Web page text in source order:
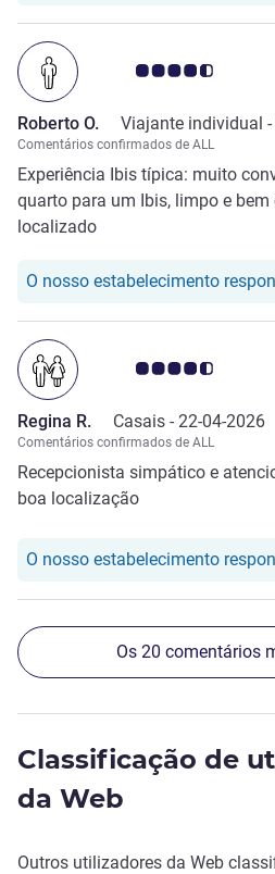
Nota clientes Avis 4.5/5
Roberto O. Viajante individual -
Comentários confirmados de ALL
Experiência Ibis típica: muito
quarto para um Ibis, limpo e bem
localizado
O nosso estabelecimento
Nota clientes Avis 4.5/5
Regina R. Casais - 22-04-2026
Comentários confirmados de ALL
Recepcionista simpático e
boa localização
O nosso estabelecimento
Os 20 comentários
Classificação de
da Web
Outros utilizadores da Web